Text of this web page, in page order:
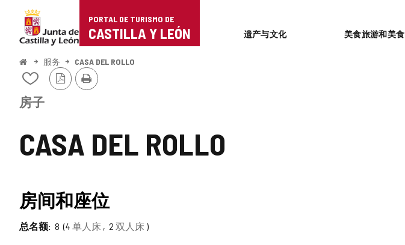
Portal
de
Turismo
Castilla
León
PORTAL DE TURISMO DE
CASTILLA Y LEÓN 遗产与文化 美食旅游和美食
开
始
服务 CASA DEL ROLLO
CASA DEL ROLLO
从
的
笔
本
中
除
PDF
版
打
印
房子
房间和座位
总名额 8 4 单人床 2 双人床